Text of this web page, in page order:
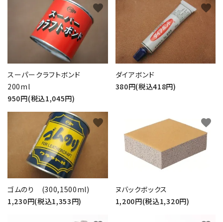
スーパークラフトボンド
200ml
950円(税込1,045円)
favorite
ダイアボンド
380円(税込418円)
favorite
ゴムのり (300,1500ml)
1,230円(税込1,353円)
favorite
ヌバックボックス
1,200円(税込1,320円)
favorite